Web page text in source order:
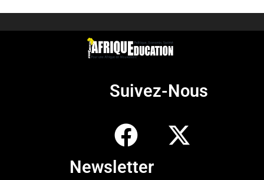
Suivez-Nous
Newsletter